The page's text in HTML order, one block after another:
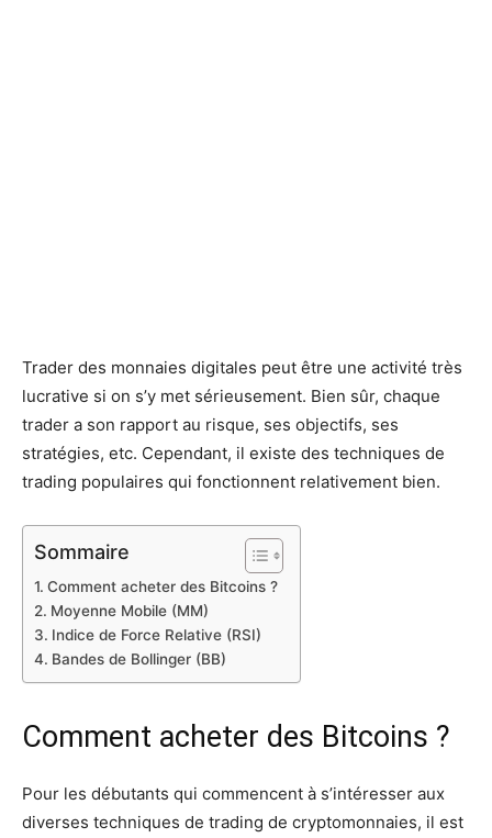
Trader des monnaies digitales peut être une activité très
lucrative si on s’y met sérieusement. Bien sûr, chaque
trader a son rapport au risque, ses objectifs, ses
stratégies, etc. Cependant, il existe des techniques de
trading populaires qui fonctionnent relativement bien.
Sommaire
Comment acheter des Bitcoins ?
Moyenne Mobile (MM)
Indice de Force Relative (RSI)
Bandes de Bollinger (BB)
Comment acheter des Bitcoins ?
Pour les débutants qui commencent à s’intéresser aux
diverses techniques de trading de cryptomonnaies, il est